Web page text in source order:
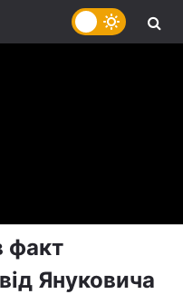
факт
Януковича